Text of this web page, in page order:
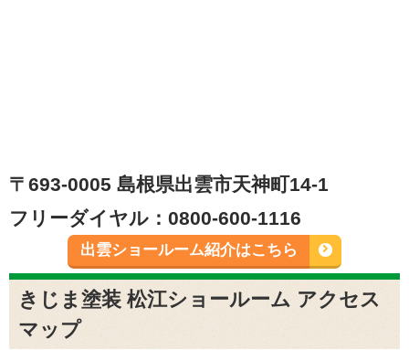
〒693-0005 島根県出雲市天神町14-1
フリーダイヤル：0800-600-1116
出雲ショールーム紹介はこちら
きじま塗装 松江ショールーム アクセス
マップ